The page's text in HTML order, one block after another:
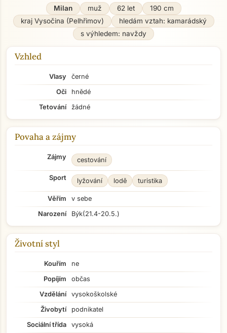
Milan muž 62 let
190 cm
kraj Vysočina (Pelhřimov)
hledám vztah: kamarádský
s výhledem: navždy
Vzhled
Vlasy
černé
Oči
hnědé
Tetování
žádné
Povaha a zájmy
Zájmy cestování
Sport lyžování lodě turistika
Věřím
v sebe
Narození
Býk(21.4-20.5.)
Životní styl
Kouřím
ne
Popíjím
občas
Vzdělání
vysokoškolské
Živobytí
podnikatel
Sociální třída
vysoká